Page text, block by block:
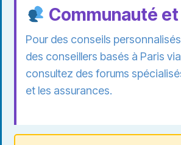
Communauté
Pour des conseils
des conseillers basés à Paris via
consultez des forums
et les assurances.